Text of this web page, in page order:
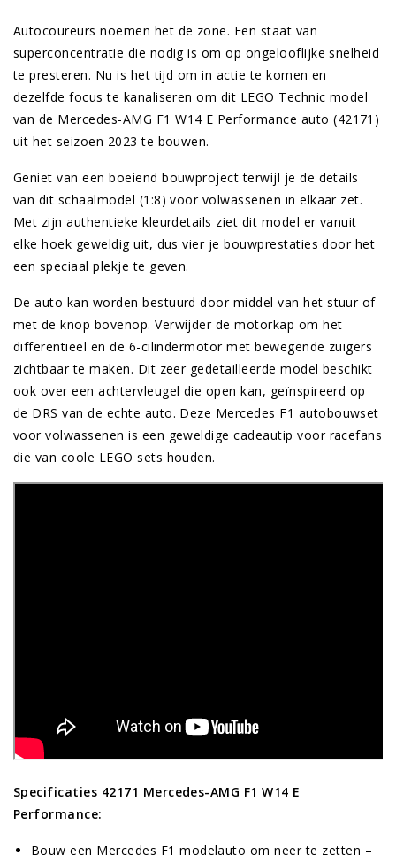
Autocoureurs noemen het de zone. Een staat van
superconcentratie die nodig is om op ongelooflijke snelheid
te presteren. Nu is het tijd om in actie te komen en
dezelfde focus te kanaliseren om dit LEGO Technic model
van de Mercedes-AMG F1 W14 E Performance auto (42171)
uit het seizoen 2023 te bouwen.
Geniet van een boeiend bouwproject terwijl je de details
van dit schaalmodel (1:8) voor volwassenen in elkaar zet.
Met zijn authentieke kleurdetails ziet dit model er vanuit
elke hoek geweldig uit, dus vier je bouwprestaties door het
een speciaal plekje te geven.
De auto kan worden bestuurd door middel van het stuur of
met de knop bovenop. Verwijder de motorkap om het
differentieel en de 6-cilindermotor met bewegende zuigers
zichtbaar te maken. Dit zeer gedetailleerde model beschikt
ook over een achtervleugel die open kan, geïnspireerd op
de DRS van de echte auto. Deze Mercedes F1 autobouwset
voor volwassenen is een geweldige cadeautip voor racefans
die van coole LEGO sets houden.
Specificaties 42171 Mercedes-AMG F1 W14 E
Performance:
Bouw een Mercedes F1 modelauto om neer te zetten –